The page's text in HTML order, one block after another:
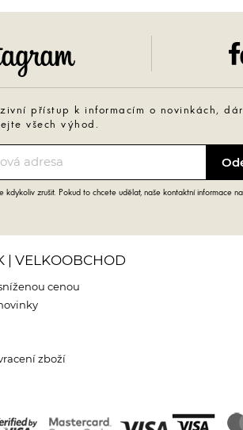
přístup k informacím o novinkách,
všech výhod.
kdykoliv zrušit. Pokud to chcete udělat, naše kontaktní informace
| VELKOOBCHOD
cenou
zboží